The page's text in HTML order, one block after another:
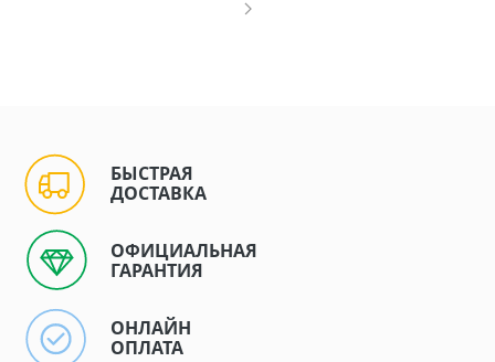
БЫСТРАЯ
ДОСТАВКА
ОФИЦИАЛЬНАЯ
ГАРАНТИЯ
ОНЛАЙН
ОПЛАТА